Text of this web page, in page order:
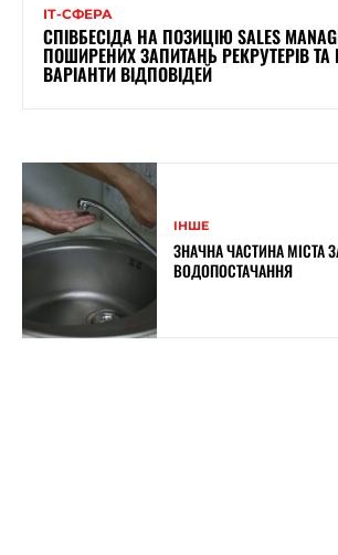
ІТ-СФЕРА
СПІВБЕСІДА НА ПОЗИЦІЮ SALES
ПОШИРЕНИХ ЗАПИТАНЬ РЕКРУТЕРІВ
ВАРІАНТИ ВІДПОВІДЕЙ
ІНШЕ
ЗНАЧНА ЧАСТИНА МІСТА
ВОДОПОСТАЧАННЯ